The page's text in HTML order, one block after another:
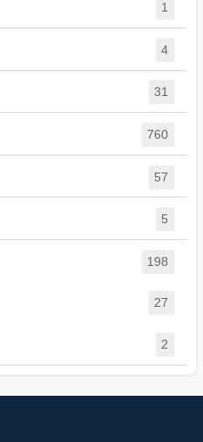
1
4
31
760
57
5
198
27
2